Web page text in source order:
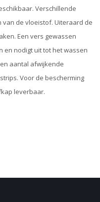
Verschillende
de vloeistof. Uiteraard de
Een vers gewassen
en nodigt uit tot het wassen
aantal afwijkende
Voor de bescherming
leverbaar.